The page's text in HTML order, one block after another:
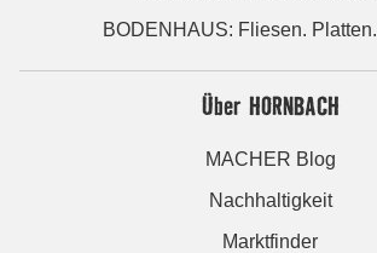
BODENHAUS: Fliesen.
Über HORNBACH
MACHER Blog
Nachhaltigkeit
Marktfinder